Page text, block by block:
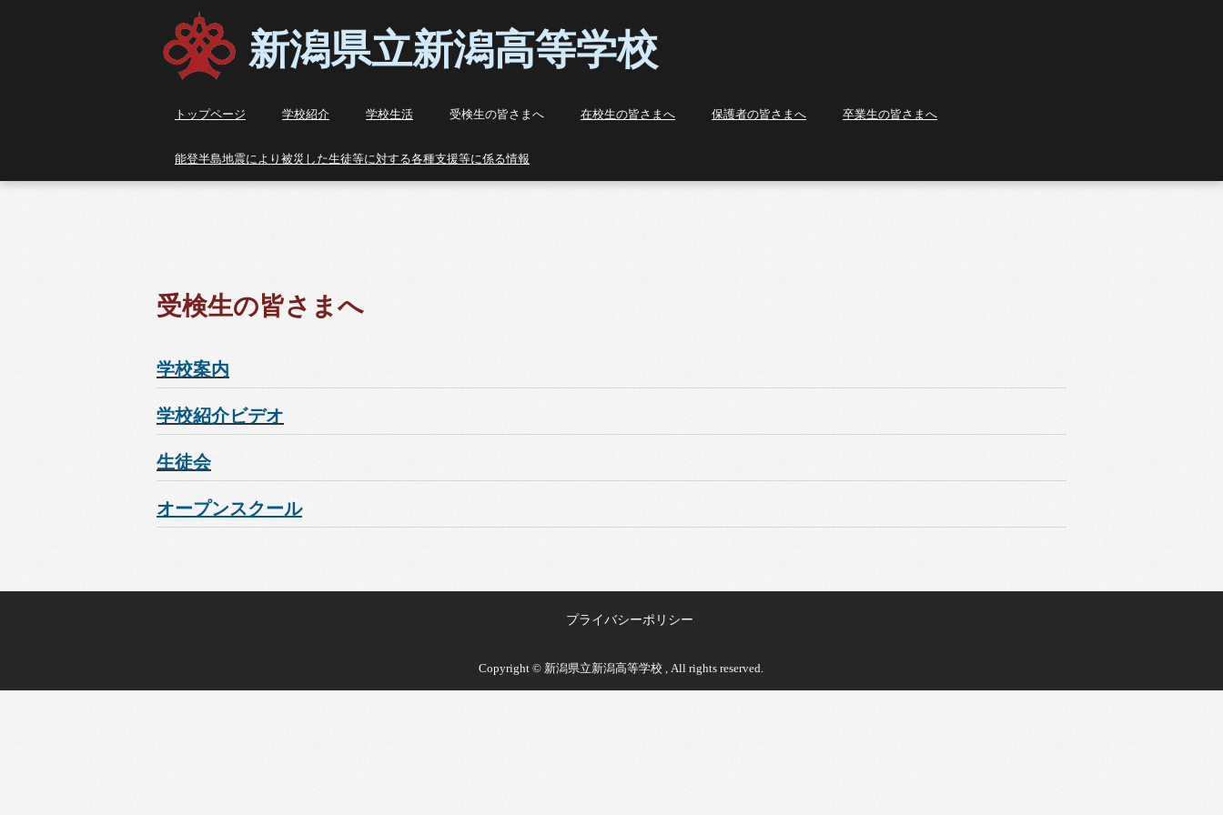
新潟県立新潟高等学校
トップページ 学校紹介 学校生活 受検生の皆さまへ 在校生の皆さまへ 保護者の皆さまへ 卒業生の皆さまへ
能登半島地震により被災した生徒等に対する各種支援等に係る情報
受検生の皆さまへ
学校案内
学校紹介ビデオ
生徒会
オープンスクール
プライバシーポリシー
Copyright © 新潟県立新潟高等学校 , All rights reserved.